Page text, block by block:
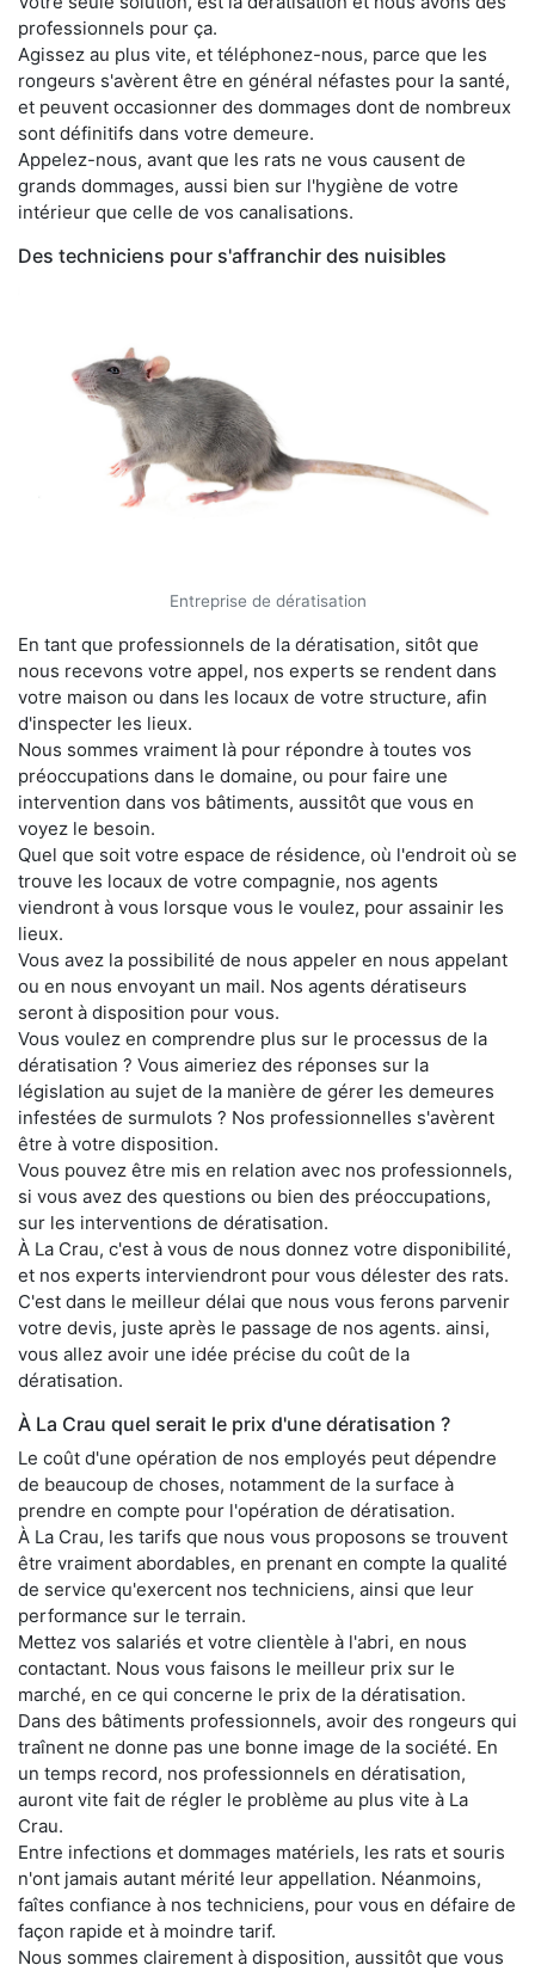
professionnels pour ça.
Agissez au plus vite, et téléphonez-nous, parce que les
rongeurs s'avèrent être en général néfastes pour la santé,
et peuvent occasionner des dommages dont de nombreux
sont définitifs dans votre demeure.
Appelez-nous, avant que les rats ne vous causent de
grands dommages, aussi bien sur l'hygiène de votre
intérieur que celle de vos canalisations.
Des techniciens pour s'affranchir des nuisibles
Entreprise de dératisation
En tant que professionnels de la dératisation, sitôt que
nous recevons votre appel, nos experts se rendent dans
votre maison ou dans les locaux de votre structure, afin
d'inspecter les lieux.
Nous sommes vraiment là pour répondre à toutes vos
préoccupations dans le domaine, ou pour faire une
intervention dans vos bâtiments, aussitôt que vous en
voyez le besoin.
Quel que soit votre espace de résidence, où l'endroit où se
trouve les locaux de votre compagnie, nos agents
viendront à vous lorsque vous le voulez, pour assainir les
lieux.
Vous avez la possibilité de nous appeler en nous appelant
ou en nous envoyant un mail. Nos agents dératiseurs
seront à disposition pour vous.
Vous voulez en comprendre plus sur le processus de la
dératisation ? Vous aimeriez des réponses sur la
législation au sujet de la manière de gérer les demeures
infestées de surmulots ? Nos professionnelles s'avèrent
être à votre disposition.
Vous pouvez être mis en relation avec nos professionnels,
si vous avez des questions ou bien des préoccupations,
sur les interventions de dératisation.
À La Crau, c'est à vous de nous donnez votre disponibilité,
et nos experts interviendront pour vous délester des rats.
C'est dans le meilleur délai que nous vous ferons parvenir
votre devis, juste après le passage de nos agents. ainsi,
vous allez avoir une idée précise du coût de la
dératisation.
À La Crau quel serait le prix d'une dératisation ?
Le coût d'une opération de nos employés peut dépendre
de beaucoup de choses, notamment de la surface à
prendre en compte pour l'opération de dératisation.
À La Crau, les tarifs que nous vous proposons se trouvent
être vraiment abordables, en prenant en compte la qualité
de service qu'exercent nos techniciens, ainsi que leur
performance sur le terrain.
Mettez vos salariés et votre clientèle à l'abri, en nous
contactant. Nous vous faisons le meilleur prix sur le
marché, en ce qui concerne le prix de la dératisation.
Dans des bâtiments professionnels, avoir des rongeurs qui
traînent ne donne pas une bonne image de la société. En
un temps record, nos professionnels en dératisation,
auront vite fait de régler le problème au plus vite à La
Crau.
Entre infections et dommages matériels, les rats et souris
n'ont jamais autant mérité leur appellation. Néanmoins,
faîtes confiance à nos techniciens, pour vous en défaire de
façon rapide et à moindre tarif.
Nous sommes clairement à disposition, aussitôt que vous